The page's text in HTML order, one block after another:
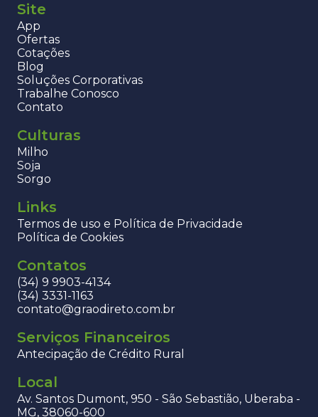
Site
App
Ofertas
Cotações
Blog
Soluções Corporativas
Trabalhe Conosco
Contato
Culturas
Milho
Soja
Sorgo
Links
Termos de uso e Política de Privacidade
Política de Cookies
Contatos
(34) 9 9903-4134
(34) 3331-1163
contato@graodireto.com.br
Serviços Financeiros
Antecipação de Crédito Rural
Local
Av. Santos Dumont, 950 - São Sebastião, Uberaba -
MG, 38060-600